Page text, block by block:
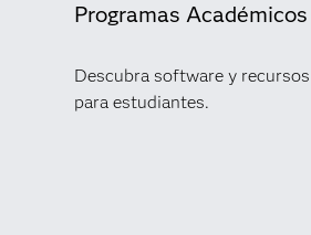
Programas Académicos
Descubra software y
para estudiantes.